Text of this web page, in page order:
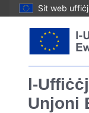
Sit web
l-
Unjoni